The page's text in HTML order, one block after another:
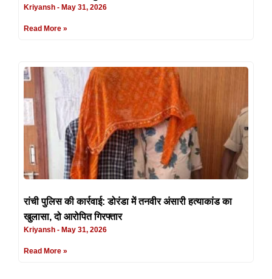
Kriyansh May 31, 2026
Read More »
रांची पुलिस की कार्रवाई: डोरंडा में तनवीर अंसारी हत्याकांड का
खुलासा, दो आरोपित गिरफ्तार
Kriyansh May 31, 2026
Read More »